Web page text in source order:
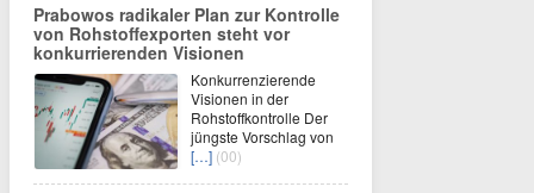
Prabowos radikaler Plan zur Kontrolle
von Rohstoffexporten steht vor
konkurrierenden Visionen
Konkurrenzierende
Visionen in der
Rohstoffkontrolle Der
jüngste Vorschlag von
[…] (00)